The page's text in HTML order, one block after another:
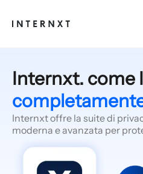
Internxt. come
Internxt offre la suite di
moderna e avanzata per